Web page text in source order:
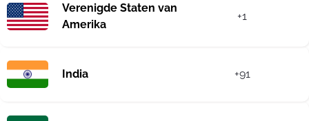
Verenigde Staten van
Amerika
+1
India +91